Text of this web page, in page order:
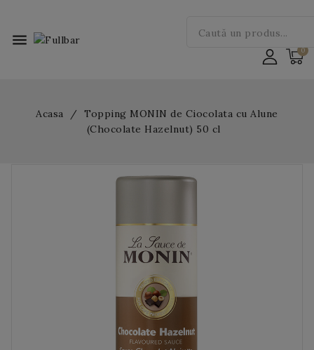
menu
Acasa
Topping MONIN de Ciocolata cu Alune
(Chocolate Hazelnut) 50 cl